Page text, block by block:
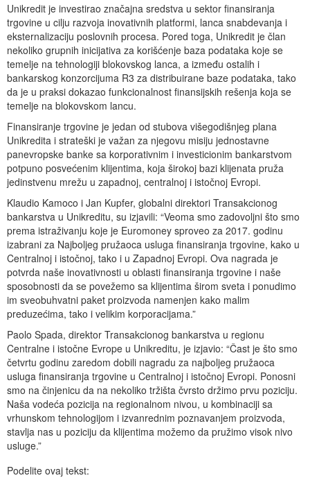
Unikredit je investirao značajna sredstva u sektor finansiranja
trgovine u cilju razvoja inovativnih platformi, lanca snabdevanja i
eksternalizaciju poslovnih procesa. Pored toga, Unikredit je član
nekoliko grupnih inicijativa za korišćenje baza podataka koje se
temelje na tehnologiji blokovskog lanca, a između ostalih i
bankarskog konzorcijuma R3 za distribuirane baze podataka, tako
da je u praksi dokazao funkcionalnost finansijskih rešenja koja se
temelje na blokovskom lancu.
Finansiranje trgovine je jedan od stubova višegodišnjeg plana
Unikredita i strateški je važan za njegovu misiju jednostavne
panevropske banke sa korporativnim i investicionim bankarstvom
potpuno posvećenim klijentima, koja širokoj bazi klijenata pruža
jedinstvenu mrežu u zapadnoj, centralnoj i istočnoj Evropi.
Klaudio Kamoco i Jan Kupfer, globalni direktori Transakcionog
bankarstva u Unikreditu, su izjavili: “Veoma smo zadovoljni što smo
prema istraživanju koje je Euromoney sproveo za 2017. godinu
izabrani za Najboljeg pružaoca usluga finansiranja trgovine, kako u
Centralnoj i istočnoj, tako i u Zapadnoj Evropi. Ova nagrada je
potvrda naše inovativnosti u oblasti finansiranja trgovine i naše
sposobnosti da se povežemo sa klijentima širom sveta i ponudimo
im sveobuhvatni paket proizvoda namenjen kako malim
preduzećima, tako i velikim korporacijama.”
Paolo Spada, direktor Transakcionog bankarstva u regionu
Centralne i istočne Evrope u Unikreditu, je izjavio: “Čast je što smo
četvrtu godinu zaredom dobili nagradu za najboljeg pružaoca
usluga finansiranja trgovine u Centralnoj i istočnoj Evropi. Ponosni
smo na činjenicu da na nekoliko tržišta čvrsto držimo prvu poziciju.
Naša vodeća pozicija na regionalnom nivou, u kombinaciji sa
vrhunskom tehnologijom i izvanrednim poznavanjem proizvoda,
stavlja nas u poziciju da klijentima možemo da pružimo visok nivo
usluge.”
Podelite ovaj tekst: